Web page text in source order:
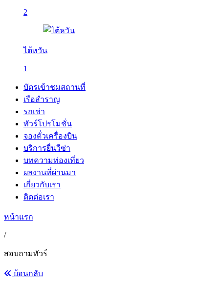
2
ไต้หวัน
1
บัตรเข้าชมสถานที่
เรือสำราญ
รถเช่า
ทัวร์โปรโมชั่น
จองตั๋วเครื่องบิน
บริการยื่นวีซ่า
บทความท่องเที่ยว
ผลงานที่ผ่านมา
เกี่ยวกับเรา
ติดต่อเรา
หน้าแรก
/
สอบถามทัวร์
ย้อนกลับ